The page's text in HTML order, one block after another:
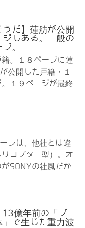
うだ】蓮舫が公開
ジもある。一般の
。
。１８ページに蓮
公開した戸籍・１
１９ページが最終
...
ンは、他社とは違
コプター型）。オ
SONYの社風だか
13億年前の「ブ
で生じた重力波